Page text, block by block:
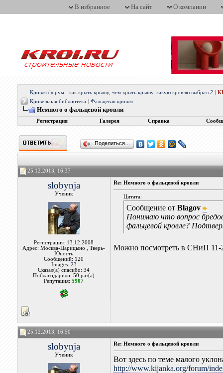
В избранное На сайт О компании
Кровля форум - как крыть крышу, чем крыть крышу, какую кровлю выбрать?
Кровельная библиотека
Фальцевая кровля
Немного о фальцевой кровли
Регистрация Галерея Справка
Поделиться…
25.12.2013, 16:37
slobynja
Ученик
Регистрация: 13.12.2008
Адрес: Москва-Царицыно , Тверь-
Юность
Сообщений: 120
Images: 23
Сказал(а) спасибо: 34
Поблагодарили: 50 раз(а)
Репутация:5907
Re: Немного о фальцевой кровли
Цитата:
Сообщение от Blagov
Понимаю что вопрос
фальцевой кровле?
Можно посмотреть в СНиП 11-
25.12.2013, 16:50
slobynja
Ученик
Re: Немного о фальцевой кровли
Вот здесь по теме малого
http://www.kijanka.org/forum/